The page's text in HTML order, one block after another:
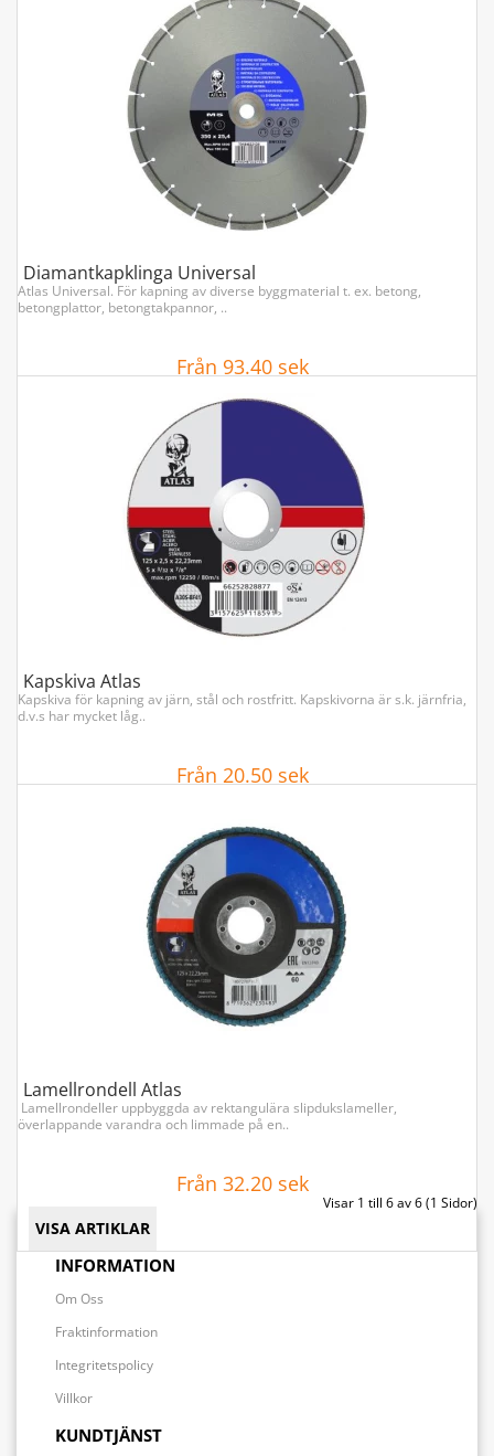
Diamantkapklinga Universal
Atlas Universal. För kapning av diverse byggmaterial t. ex. betong,
betongplattor, betongtakpannor, ..
Från 93.40 sek
Kapskiva Atlas
Kapskiva för kapning av järn, stål och rostfritt. Kapskivorna är s.k. järnfria,
d.v.s har mycket låg..
Från 20.50 sek
Lamellrondell Atlas
Lamellrondeller uppbyggda av rektangulära slipdukslameller,
överlappande varandra och limmade på en..
Från 32.20 sek
VISA ARTIKLAR
Visar 1 till 6 av 6 (1 Sidor)
INFORMATION
Om Oss
Fraktinformation
Integritetspolicy
Villkor
KUNDTJÄNST